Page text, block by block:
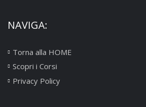
NAVIGA:
Torna alla HOME
Scopri i Corsi
Privacy Policy